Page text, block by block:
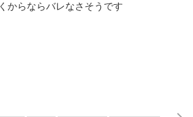
からならバレなさそうです